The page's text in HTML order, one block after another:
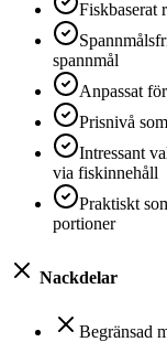
Fiskbaserat
spannmål
Anpassat
Prisnivå
Intressant
via fiskinnehåll
Praktiskt
portioner
Nackdelar
Begränsad